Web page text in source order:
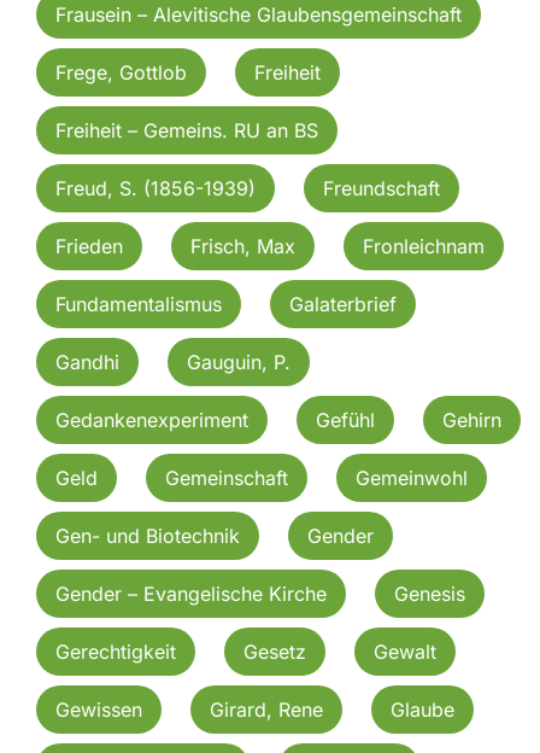
Frausein – Alevitische Glaubensgemeinschaft
Frege, Gottlob Freiheit
Freiheit – Gemeins. RU an BS
Freud, S. (1856-1939) Freundschaft
Frieden Frisch, Max Fronleichnam
Fundamentalismus Galaterbrief
Gandhi Gauguin, P.
Gedankenexperiment Gefühl Gehirn
Geld Gemeinschaft Gemeinwohl
Gen- und Biotechnik Gender
Gender – Evangelische Kirche Genesis
Gerechtigkeit Gesetz Gewalt
Gewissen Girard, Rene Glaube